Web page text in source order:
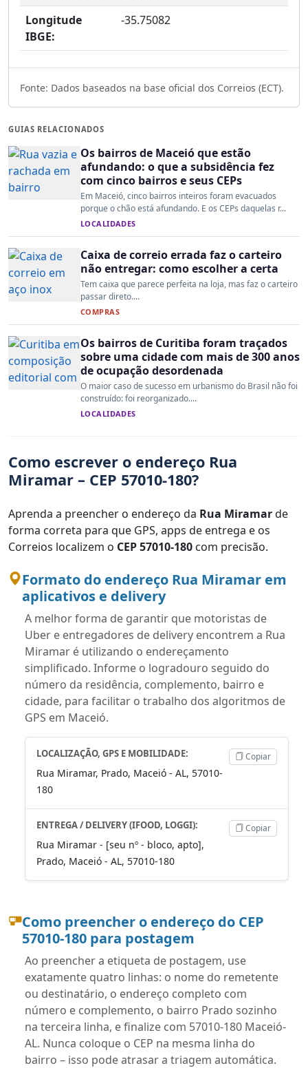
Longitude
IBGE:
-35.75082
Fonte: Dados baseados na base oficial dos Correios (ECT).
GUIAS RELACIONADOS
Os bairros de Maceió que estão
afundando: o que a subsidência fez
com cinco bairros e seus CEPs
Em Maceió, cinco bairros inteiros foram evacuados
porque o chão está afundando. E os CEPs daquelas r...
LOCALIDADES
Caixa de correio errada faz o carteiro
não entregar: como escolher a certa
Tem caixa que parece perfeita na loja, mas faz o carteiro
passar direto....
COMPRAS
Os bairros de Curitiba foram traçados
sobre uma cidade com mais de 300 anos
de ocupação desordenada
O maior caso de sucesso em urbanismo do Brasil não foi
construído: foi reorganizado....
LOCALIDADES
Como escrever o endereço Rua
Miramar – CEP 57010-180?
Aprenda a preencher o endereço da Rua Miramarde
forma correta para que GPS, apps de entrega e os
Correios localizem o CEP 57010-180 com precisão.
Formato do endereço Rua Miramar em
aplicativos e delivery
A melhor forma de garantir que motoristas de
Uber e entregadores de delivery encontrem a Rua
Miramar é utilizando o endereçamento
simplificado. Informe o logradouro seguido do
número da residência, complemento, bairro e
cidade, para facilitar o trabalho dos algoritmos de
GPS em Maceió.
LOCALIZAÇÃO, GPS E MOBILIDADE:
Rua Miramar, Prado, Maceió - AL, 57010-
180
Copiar
ENTREGA / DELIVERY (IFOOD, LOGGI):
Rua Miramar - [seu nº - bloco, apto],
Prado, Maceió - AL, 57010-180
Copiar
Como preencher o endereço do CEP
57010-180 para postagem
Ao preencher a etiqueta de postagem, use
exatamente quatro linhas: o nome do remetente
ou destinatário, o endereço completo com
número e complemento, o bairro Prado sozinho
na terceira linha, e finalize com 57010-180 Maceió-
AL. Nunca coloque o CEP na mesma linha do
bairro – isso pode atrasar a triagem automática.